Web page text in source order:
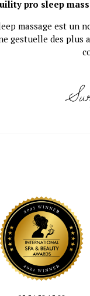
pro sleep
massage est un
gestuelle des